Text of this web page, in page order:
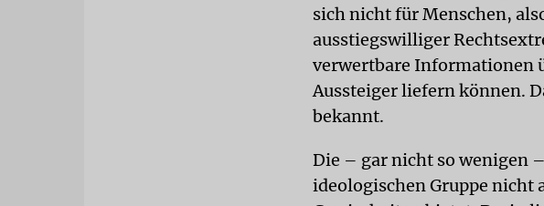
sich nicht für Menschen,
ausstiegswilliger
verwertbare Informationen
Aussteiger liefern können.
bekannt.
Die – gar nicht so wenigen
ideologischen Gruppe nicht